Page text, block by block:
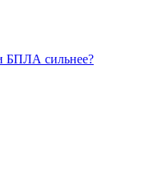
БПЛА сильнее?